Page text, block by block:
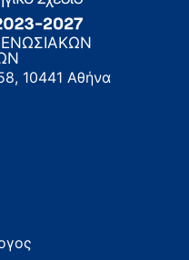
10441 Αθήνα